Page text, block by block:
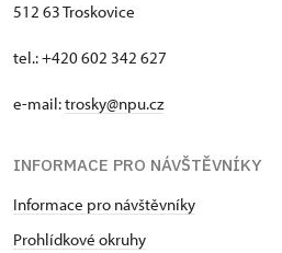
512 63 Troskovice
tel.: +420 602 342 627
e-mail:trosky@npu.cz
INFORMACE PRO NÁVŠTĚVNÍKY
Informace pro návštěvníky
Prohlídkové okruhy